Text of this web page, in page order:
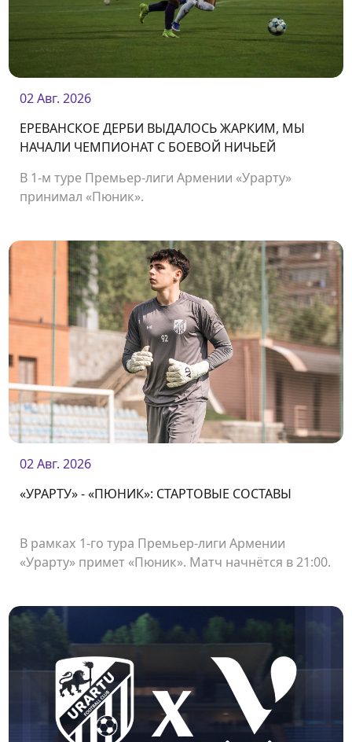
02 Авг. 2026
ЕРЕВАНСКОЕ ДЕРБИ ВЫДАЛОСЬ ЖАРКИМ, МЫ
НАЧАЛИ ЧЕМПИОНАТ С БОЕВОЙ НИЧЬЕЙ
В 1-м туре Премьер-лиги Армении «Урарту»
принимал «Пюник».
02 Авг. 2026
«УРАРТУ» - «ПЮНИК»: СТАРТОВЫЕ СОСТАВЫ
В рамках 1-го тура Премьер-лиги Армении
«Урарту» примет «Пюник». Матч начнётся в 21:00.